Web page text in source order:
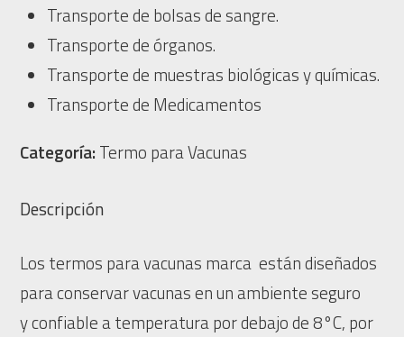
Transporte de bolsas de sangre.
Transporte de órganos.
Transporte de muestras biológicas y químicas.
Transporte de Medicamentos
Categoría: Termo para Vacunas
Descripción
Los termos para vacunas marca están diseñados
para conservar vacunas en un ambiente seguro
y confiable a temperatura por debajo de 8°C, por